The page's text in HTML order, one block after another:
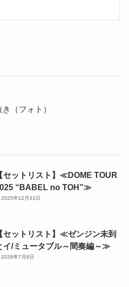
（フォト）
セットリスト】≪DOME TOUR
“BABEL no TOH”≫
2025年12月31日
セットリスト】≪ゼンジン未到
イ/ミュータブル～間奏編～≫
2026年7月8日